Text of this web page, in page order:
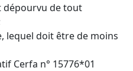
dépourvu de tout
lequel doit être de moins
Cerfa n° 15776*01